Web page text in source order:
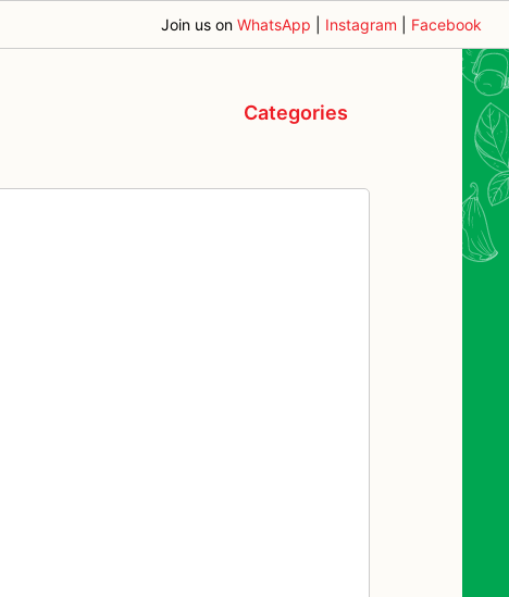
Join us on WhatsApp Instagram Facebook
Categories